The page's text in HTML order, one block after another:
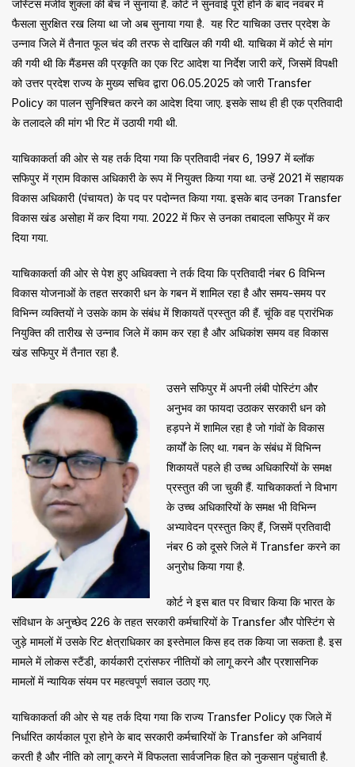
जस्टिस मंजीव शुक्ला की बेंच ने सुनाया है. कोर्ट ने सुनवाई पूरी होने के बाद नवंबर में
फैसला सुरक्षित रख लिया था जो अब सुनाया गया है. यह रिट याचिका उत्तर प्रदेश के
उन्नाव जिले में तैनात फूल चंद की तरफ से दाखिल की गयी थी. याचिका में कोर्ट से मांग
की गयी थी कि मैंडमस की प्रकृति का एक रिट आदेश या निर्देश जारी करें, जिसमें विपक्षी
को उत्तर प्रदेश राज्य के मुख्य सचिव द्वारा 06.05.2025 को जारी Transfer
Policy का पालन सुनिश्चित करने का आदेश दिया जाए. इसके साथ ही ही एक प्रतिवादी
के तलादले की मांग भी रिट में उठायी गयी थी.
याचिकाकर्ता की ओर से यह तर्क दिया गया कि प्रतिवादी नंबर 6, 1997 में ब्लॉक
सफिपुर में ग्राम विकास अधिकारी के रूप में नियुक्त किया गया था. उन्हें 2021 में सहायक
विकास अधिकारी (पंचायत) के पद पर पदोन्नत किया गया. इसके बाद उनका Transfer
विकास खंड असोहा में कर दिया गया. 2022 में फिर से उनका तबादला सफिपुर में कर
दिया गया.
याचिकाकर्ता की ओर से पेश हुए अधिवक्ता ने तर्क दिया कि प्रतिवादी नंबर 6 विभिन्न
विकास योजनाओं के तहत सरकारी धन के गबन में शामिल रहा है और समय-समय पर
विभिन्न व्यक्तियों ने उसके काम के संबंध में शिकायतें प्रस्तुत की हैं. चूंकि वह प्रारंभिक
नियुक्ति की तारीख से उन्नाव जिले में काम कर रहा है और अधिकांश समय वह विकास
खंड सफिपुर में तैनात रहा है.
उसने सफिपुर में अपनी लंबी पोस्टिंग और
अनुभव का फायदा उठाकर सरकारी धन को
हड़पने में शामिल रहा है जो गांवों के विकास
कार्यों के लिए था. गबन के संबंध में विभिन्न
शिकायतें पहले ही उच्च अधिकारियों के समक्ष
प्रस्तुत की जा चुकी हैं. याचिकाकर्ता ने विभाग
के उच्च अधिकारियों के समक्ष भी विभिन्न
अभ्यावेदन प्रस्तुत किए हैं, जिसमें प्रतिवादी
नंबर 6 को दूसरे जिले में Transfer करने का
अनुरोध किया गया है.
कोर्ट ने इस बात पर विचार किया कि भारत के
संविधान के अनुच्छेद 226 के तहत सरकारी कर्मचारियों के Transfer और पोस्टिंग से
जुड़े मामलों में उसके रिट क्षेत्राधिकार का इस्तेमाल किस हद तक किया जा सकता है. इस
मामले में लोकस स्टैंडी, कार्यकारी ट्रांसफर नीतियों को लागू करने और प्रशासनिक
मामलों में न्यायिक संयम पर महत्वपूर्ण सवाल उठाए गए.
याचिकाकर्ता की ओर से यह तर्क दिया गया कि राज्य Transfer Policy एक जिले में
निर्धारित कार्यकाल पूरा होने के बाद सरकारी कर्मचारियों के Transfer को अनिवार्य
करती है और नीति को लागू करने में विफलता सार्वजनिक हित को नुकसान पहुंचाती है.